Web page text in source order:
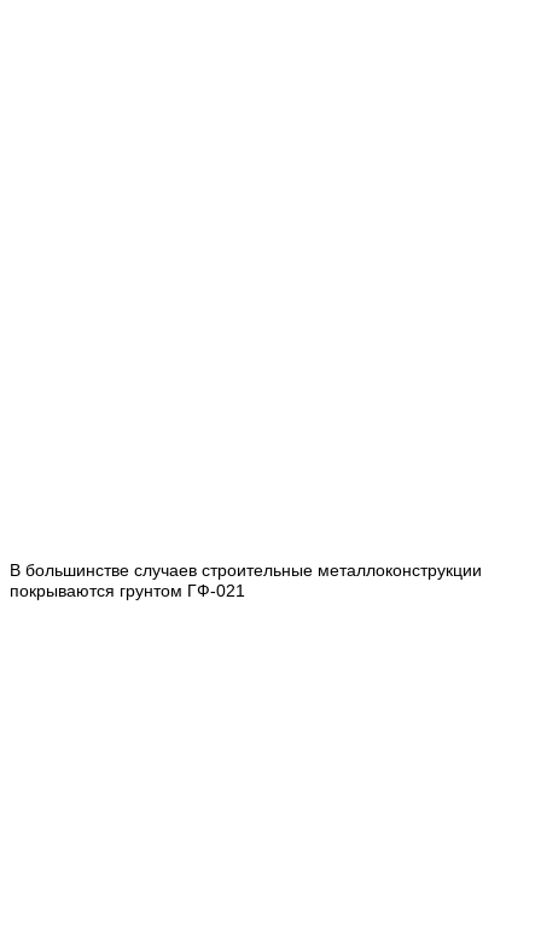
В большинстве случаев строительные металлоконструкции
покрываются грунтом ГФ-021